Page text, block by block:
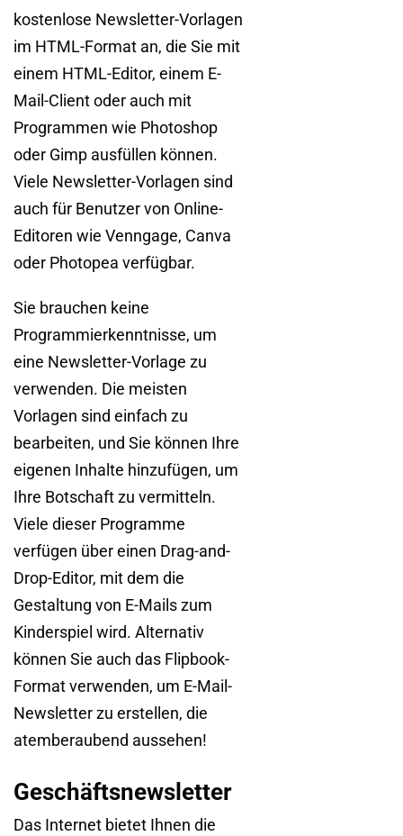
kostenlose Newsletter-Vorlagen
im HTML-Format an, die Sie mit
einem HTML-Editor, einem E-
Mail-Client oder auch mit
Programmen wie Photoshop
oder Gimp ausfüllen können.
Viele Newsletter-Vorlagen sind
auch für Benutzer von Online-
Editoren wie Venngage, Canva
oder Photopea verfügbar.
Sie brauchen keine
Programmierkenntnisse, um
eine Newsletter-Vorlage zu
verwenden. Die meisten
Vorlagen sind einfach zu
bearbeiten, und Sie können Ihre
eigenen Inhalte hinzufügen, um
Ihre Botschaft zu vermitteln.
Viele dieser Programme
verfügen über einen Drag-and-
Drop-Editor, mit dem die
Gestaltung von E-Mails zum
Kinderspiel wird. Alternativ
können Sie auch das Flipbook-
Format verwenden, um E-Mail-
Newsletter zu erstellen, die
atemberaubend aussehen!
Geschäftsnewsletter
Das Internet bietet Ihnen die